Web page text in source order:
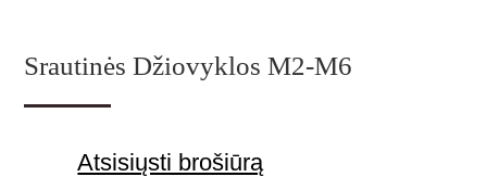
Srautinės Džiovyklos M2-M6
Atsisiųsti brošiūrą